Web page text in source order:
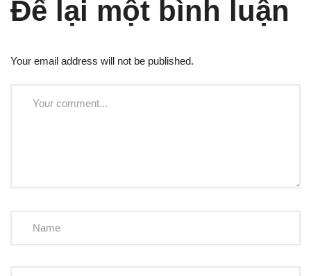
Để lại một bình luận
Your email address will not be published.